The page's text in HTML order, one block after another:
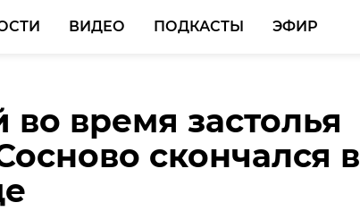
ВИДЕО ПОДКАСТЫ ЭФИР
время застолья
скончался в
ограбили
в Волхове
день января
ждут дожди и
температура